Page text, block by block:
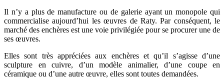
Il n’y a plus de manufacture ou de galerie ayant un monopole qui
commercialise aujourd’hui les œuvres de Raty. Par conséquent, le
marché des enchères est une voie privilégiée pour se procurer une de
ses œuvres.
Elles sont très appréciées aux enchères et qu’il s’agisse d’une
sculpture en cuivre, d’un modèle animalier, d’une coupe en
céramique ou d’une autre œuvre, elles sont toutes demandées.